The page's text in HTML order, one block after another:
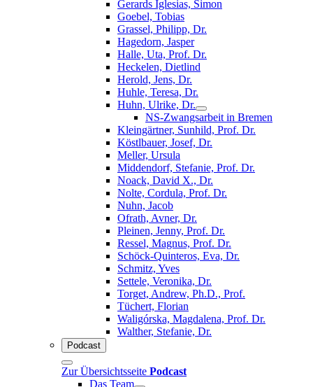
Gerards Iglesias, Simon
Goebel, Tobias
Grassel, Philipp, Dr.
Hagedorn, Jasper
Halle, Uta, Prof. Dr.
Heckelen, Dietlind
Herold, Jens, Dr.
Huhle, Teresa, Dr.
Huhn, Ulrike, Dr.
NS-Zwangsarbeit in Bremen
Kleingärtner, Sunhild, Prof. Dr.
Köstlbauer, Josef, Dr.
Meller, Ursula
Middendorf, Stefanie, Prof. Dr.
Noack, David X., Dr.
Nolte, Cordula, Prof. Dr.
Nuhn, Jacob
Ofrath, Avner, Dr.
Pleinen, Jenny, Prof. Dr.
Ressel, Magnus, Prof. Dr.
Schöck-Quinteros, Eva, Dr.
Schmitz, Yves
Settele, Veronika, Dr.
Torget, Andrew, Ph.D., Prof.
Tüchert, Florian
Waligórska, Magdalena, Prof. Dr.
Walther, Stefanie, Dr.
Podcast
Zur Übersichtsseite Podcast
Das Team